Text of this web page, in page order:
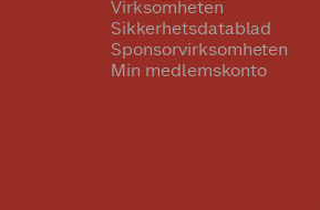
Virksomheten
Sikkerhetsdatablad
Sponsorvirksomheten
Min medlemskonto